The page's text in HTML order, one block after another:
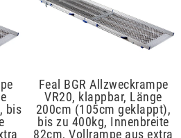
bis
Feal BGR Allzweckrampe
VR20, klappbar, Länge
200cm (105cm geklappt),
bis zu 400kg, Innenbreite
82cm, Vollrampe aus extra